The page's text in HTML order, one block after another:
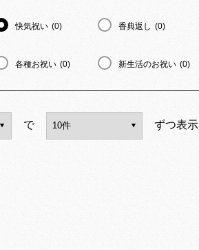
快気祝い (0) 香典返し (0)
各種お祝い (0) 新生活のお祝い (0)
で ずつ表示